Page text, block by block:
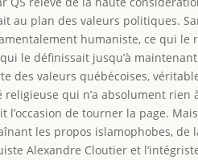
au plan des valeurs politiques.
humaniste, ce qui
le définissait jusqu’à
des valeurs québécoises,
qui n’a absolument rien
l’occasion de tourner la page.
les propos islamophobes, de
Alexandre Cloutier et